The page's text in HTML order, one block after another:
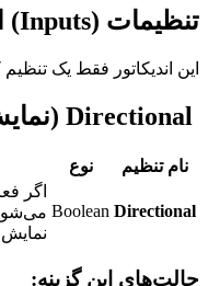
تنظیمات (Inputs) اندیکاتور BarDuration
این اندیکاتور فقط یک تنظیم
Directional (نمایش جهت‌دار یا بدون جهت)
نام تنظیم نوع
Directional
Boolean
اگر
حالت‌های این گزینه: